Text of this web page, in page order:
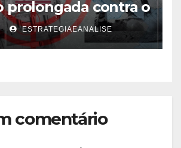
prolongada contra o
ESTRATEGIAEANALISE
comentário